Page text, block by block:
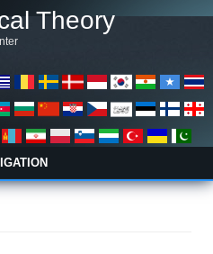
Theory